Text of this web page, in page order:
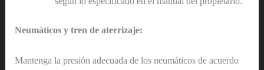
Neumáticos y tren de aterrizaje:
Mantenga la presión adecuada de los neumáticos de acuerdo